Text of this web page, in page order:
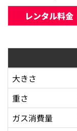
レンタル料金
大きさ
重さ
ガス消費量